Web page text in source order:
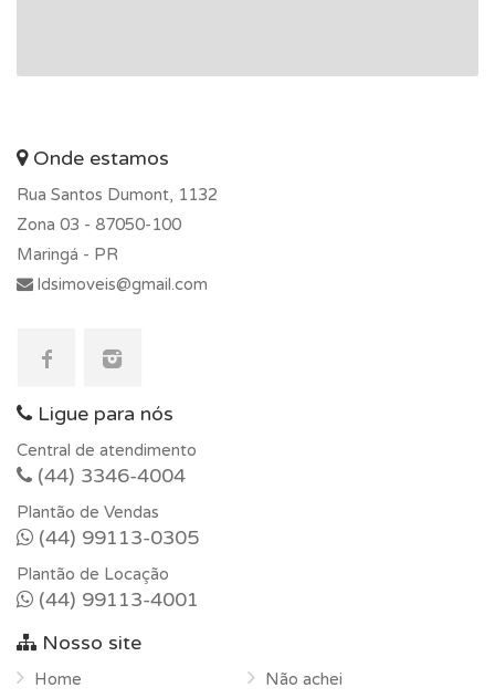
Onde estamos
Rua Santos Dumont, 1132
Zona 03 - 87050-100
Maringá - PR
ldsimoveis@gmail.com
Ligue para nós
Central de atendimento
(44) 3346-4004
Plantão de Vendas
(44) 99113-0305
Plantão de Locação
(44) 99113-4001
Nosso site
Home Não achei